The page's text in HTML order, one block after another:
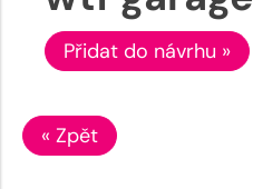
Přidat do návrhu »
« Zpět